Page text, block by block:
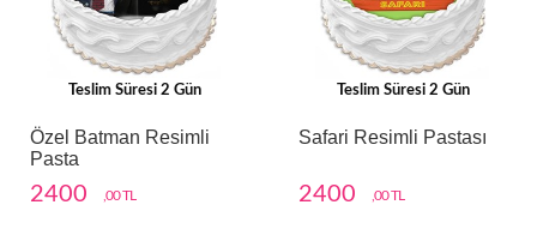
Teslim Süresi 2 Gün
Özel Batman Resimli
Pasta
2400 ,00 TL
Teslim Süresi 2 Gün
Safari Resimli Pastası
2400 ,00 TL